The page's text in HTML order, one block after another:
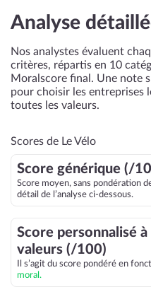
Analyse
Nos analystes évaluent
critères, répartis en 10
Moralscore final. Une note
pour choisir les entreprises
toutes les valeurs.
Scores de Le Vélo
Score générique (/
Score moyen, sans pondération
détail de l’analyse ci-dessous.
Score personnalisé à
valeurs (/100)
Il s’agit du score pondéré en
moral.